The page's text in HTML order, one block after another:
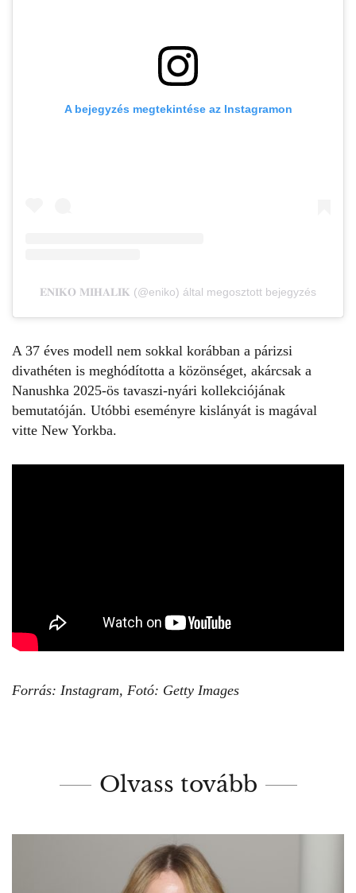
A bejegyzés megtekintése az Instagramon
𝐄𝐍𝐈𝐊𝐎 𝐌𝐈𝐇𝐀𝐋𝐈𝐊 (@eniko) által megosztott bejegyzés
A 37 éves modell nem sokkal korábban a párizsi
divathéten is meghódította a közönséget, akárcsak a
Nanushka 2025-ös tavaszi-nyári kollekciójának
bemutatóján. Utóbbi eseményre kislányát is magával
vitte New Yorkba.
Forrás: Instagram, Fotó: Getty Images
Olvass tovább